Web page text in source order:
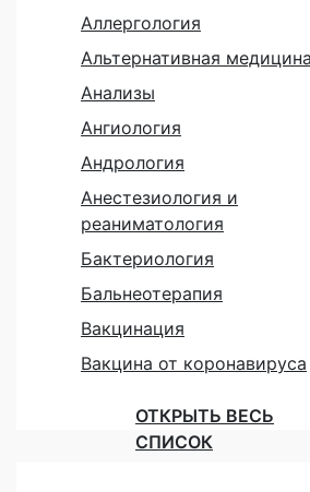
Аллергология
Альтернативная медицина
Анализы
Ангиология
Андрология
Анестезиология и
реаниматология
Бактериология
Бальнеотерапия
Вакцинация
Вакцина от коронавируса
ОТКРЫТЬ ВЕСЬ
СПИСОК